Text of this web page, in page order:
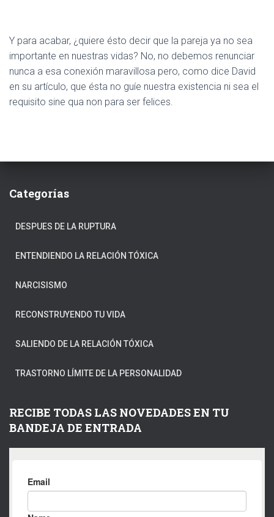
Y para acabar, ¿quiere ésto decir que la pareja ya no sea
importante en nuestras vidas? No, no debemos renunciar
nunca a esa conexión maravillosa pero, como dice David
en su artículo, que ésta no guíe nuestra existencia ni sea el
requisito sine qua non para ser felices.
Categorías
DESPUES DE LA RUPTURA
ENTENDIENDO LA RELACIÓN TÓXICA
NARCISISMO
RECONSTRUYENDO TU VIDA
SALIENDO DE LA RELACIÓN TÓXICA
TRASTORNO LÍMITE DE LA PERSONALIDAD
RECIBE TODAS LAS NOVEDADES EN TU
BANDEJA DE ENTRADA